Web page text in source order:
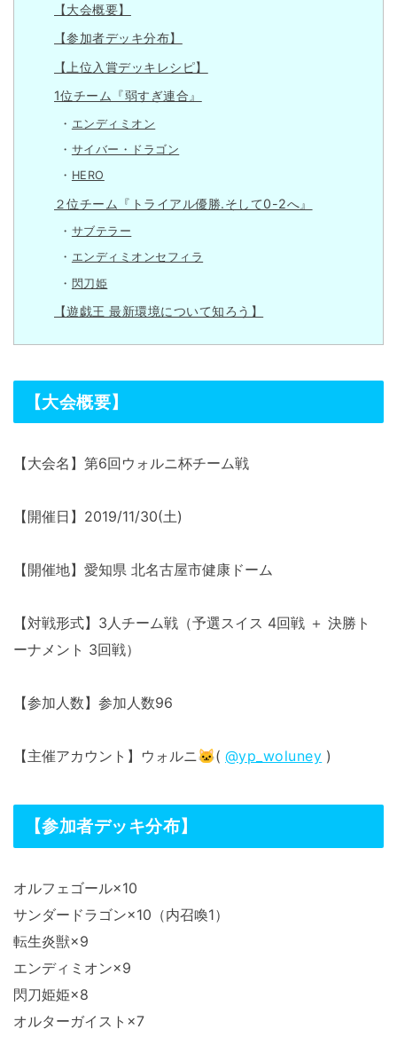
【大会概要】
【参加者デッキ分布】
【上位入賞デッキレシピ】
1位チーム『弱すぎ連合』
エンディミオン
サイバー・ドラゴン
HERO
２位チーム『トライアル優勝.そして0-2へ』
サブテラー
エンディミオンセフィラ
閃刀姫
【遊戯王 最新環境について知ろう】
【大会概要】
【大会名】第6回ウォルニ杯チーム戦
【開催日】2019/11/30(土)
【開催地】愛知県 北名古屋市健康ドーム
【対戦形式】3人チーム戦（予選スイス 4回戦 ＋ 決勝ト
ーナメント 3回戦）
【参加人数】参加人数96
【主催アカウント】ウォルニ🐱( @yp_woluney )
【参加者デッキ分布】
オルフェゴール×10
サンダードラゴン×10（内召喚1）
転生炎獣×9
エンディミオン×9
閃刀姫姫×8
オルターガイスト×7